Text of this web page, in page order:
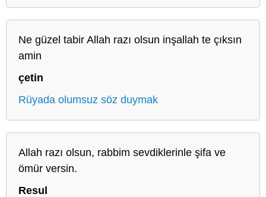
Ne güzel tabir Allah razı olsun inşallah te çıksın
amin
çetin
Rüyada olumsuz söz duymak
Allah razı olsun, rabbim sevdiklerinle şifa ve
ömür versin.
Resul